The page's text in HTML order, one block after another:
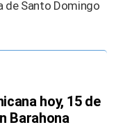
de Santo Domingo
hoy, 15 de
Barahona